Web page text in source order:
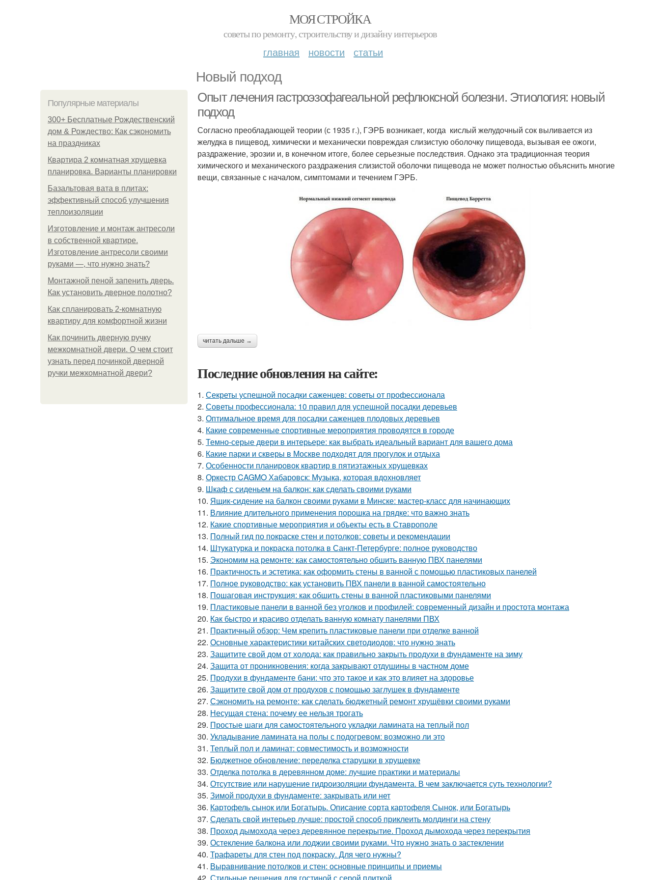
МОЯ СТРОЙКА
советы по ремонту, строительству и дизайну интерьеров
главная новости статьи
Новый подход
Популярные материалы
300+ Бесплатные Рождественский
дом & Рождество: Как сэкономить
на праздниках
Квартира 2 комнатная хрущевка
планировка. Варианты планировки
Базальтовая вата в плитах:
эффективный способ улучшения
теплоизоляции
Изготовление и монтаж антресоли
в собственной квартире.
Изготовление антресоли своими
руками —, что нужно знать?
Монтажной пеной запенить дверь.
Как установить дверное полотно?
Как спланировать 2-комнатную
квартиру для комфортной жизни
Как починить дверную ручку
межкомнатной двери. О чем стоит
узнать перед починкой дверной
ручки межкомнатной двери?
Опыт лечения гастроэзофагеальной рефлюксной болезни. Этиология: новый
подход
Согласно преобладающей теории (с 1935 г.), ГЭРБ возникает, когда кислый желудочный сок выливается из
желудка в пищевод, химически и механически повреждая слизистую оболочку пищевода, вызывая ее ожоги,
раздражение, эрозии и, в конечном итоге, более серьезные последствия. Однако эта традиционная теория
химического и механического раздражения слизистой оболочки пищевода не может полностью объяснить многие
вещи, связанные с началом, симптомами и течением ГЭРБ.
читать дальше →
Последние обновления на сайте:
1. Секреты успешной посадки саженцев: советы от профессионала
2. Советы профессионала: 10 правил для успешной посадки деревьев
3. Оптимальное время для посадки саженцев плодовых деревьев
4. Какие современные спортивные мероприятия проводятся в городе
5. Темно-серые двери в интерьере: как выбрать идеальный вариант для вашего дома
6. Какие парки и скверы в Москве подходят для прогулок и отдыха
7. Особенности планировок квартир в пятиэтажных хрущевках
8. Оркестр CAGMO Хабаровск: Музыка, которая вдохновляет
9. Шкаф с сиденьем на балкон: как сделать своими руками
10. Ящик-сидение на балкон своими руками в Минске: мастер-класс для начинающих
11. Влияние длительного применения порошка на грядке: что важно знать
12. Какие спортивные мероприятия и объекты есть в Ставрополе
13. Полный гид по покраске стен и потолков: советы и рекомендации
14. Штукатурка и покраска потолка в Санкт-Петербурге: полное руководство
15. Экономим на ремонте: как самостоятельно обшить ванную ПВХ панелями
16. Практичность и эстетика: как оформить стены в ванной с помощью пластиковых панелей
17. Полное руководство: как установить ПВХ панели в ванной самостоятельно
18. Пошаговая инструкция: как обшить стены в ванной пластиковыми панелями
19. Пластиковые панели в ванной без уголков и профилей: современный дизайн и простота монтажа
20. Как быстро и красиво отделать ванную комнату панелями ПВХ
21. Практичный обзор: Чем крепить пластиковые панели при отделке ванной
22. Основные характеристики китайских светодиодов: что нужно знать
23. Защитите свой дом от холода: как правильно закрыть продухи в фундаменте на зиму
24. Защита от проникновения: когда закрывают отдушины в частном доме
25. Продухи в фундаменте бани: что это такое и как это влияет на здоровье
26. Защитите свой дом от продухов с помощью заглушек в фундаменте
27. Сэкономить на ремонте: как сделать бюджетный ремонт хрущёвки своими руками
28. Несущая стена: почему ее нельзя трогать
29. Простые шаги для самостоятельного укладки ламината на теплый пол
30. Укладывание ламината на полы с подогревом: возможно ли это
31. Теплый пол и ламинат: совместимость и возможности
32. Бюджетное обновление: переделка старушки в хрущевке
33. Отделка потолка в деревянном доме: лучшие практики и материалы
34. Отсутствие или нарушение гидроизоляции фундамента. В чем заключается суть технологии?
35. Зимой продухи в фундаменте: закрывать или нет
36. Картофель сынок или Богатырь. Описание сорта картофеля Сынок, или Богатырь
37. Сделать свой интерьер лучше: простой способ приклеить молдинги на стену
38. Проход дымохода через деревянное перекрытие. Проход дымохода через перекрытия
39. Остекление балкона или лоджии своими руками. Что нужно знать о застеклении
40. Трафареты для стен под покраску. Для чего нужны?
41. Выравнивание потолков и стен: основные принципы и приемы